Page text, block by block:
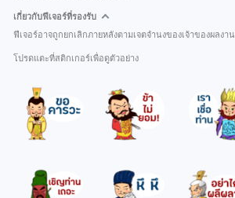
เกี่ยวกับฟีเจอร์ที่รองรับ
ฟีเจอร์อาจถูกยกเลิกภายหลังตามเจตจำนงของเจ้าของผลงาน
โปรดแตะที่สติกเกอร์เพื่อดูตัวอย่าง